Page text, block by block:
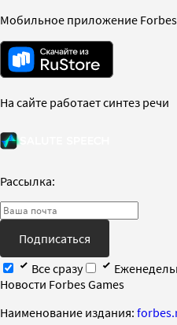
Мобильное приложение
На сайте работает синтез речи
Рассылка:
Подписаться
Все сразу
Новости Forbes Games
Наименование издания: